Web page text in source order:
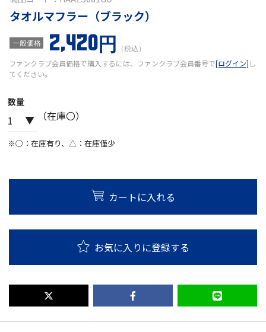
タオルマフラー（ブラック）
一般価格 2,420円 （税込）
ファンクラブ会員価格で購入するには、ファンクラブ会員番号で[ログイン] し
てください。
数量
（在庫〇）
※○：在庫有り、△：在庫僅少
カートに入れる
お気に入りに登録する